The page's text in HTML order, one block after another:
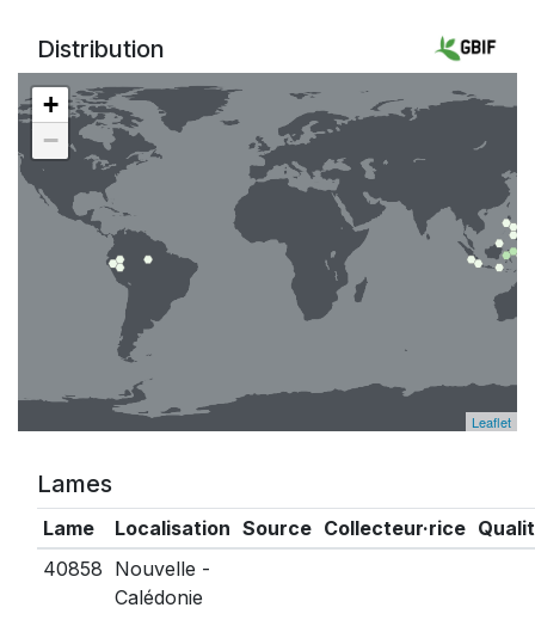
Distribution
+
−
Leaflet
Lames
Lame Localisation Source Collecteur·rice
40858 Nouvelle -
Calédonie